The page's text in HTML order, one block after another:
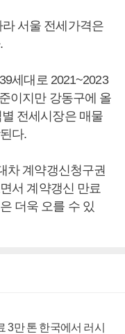
서울 전세가격은
세대로 2021~2023
이지만 강동구에 올
전세시장은 매물
다.
차 계약갱신청구권
서 계약갱신 만료
더욱 오를 수 있
3만 톤 한국에서 러시